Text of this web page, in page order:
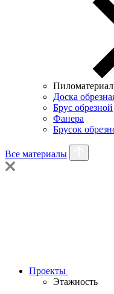
Доска
Брус обрезной
Фанера
Брусок
Все материалы
Проекты
Этажность